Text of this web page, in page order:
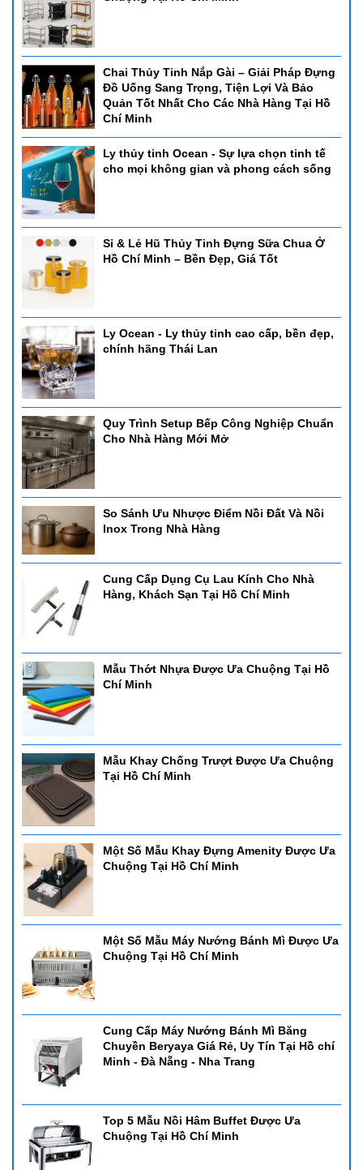
Chai Thủy Tinh Nắp Gài – Giải Pháp Đựng
Đồ Uống Sang Trọng, Tiện Lợi Và Bảo
Quản Tốt Nhất Cho Các Nhà Hàng Tại Hồ
Chí Minh
Ly thủy tinh Ocean - Sự lựa chọn tinh tế
cho mọi không gian và phong cách sống
Sỉ & Lẻ Hũ Thủy Tinh Đựng Sữa Chua Ở
Hồ Chí Minh – Bền Đẹp, Giá Tốt
Ly Ocean - Ly thủy tinh cao cấp, bền đẹp,
chính hãng Thái Lan
Quy Trình Setup Bếp Công Nghiệp Chuẩn
Cho Nhà Hàng Mới Mở
So Sánh Ưu Nhược Điểm Nồi Đất Và Nồi
Inox Trong Nhà Hàng
Cung Cấp Dụng Cụ Lau Kính Cho Nhà
Hàng, Khách Sạn Tại Hồ Chí Minh
Mẫu Thớt Nhựa Được Ưa Chuộng Tại Hồ
Chí Minh
Mẫu Khay Chống Trượt Được Ưa Chuộng
Tại Hồ Chí Minh
Một Số Mẫu Khay Đựng Amenity Được Ưa
Chuộng Tại Hồ Chí Minh
Một Số Mẫu Máy Nướng Bánh Mì Được Ưa
Chuộng Tại Hồ Chí Minh
Cung Cấp Máy Nướng Bánh Mì Băng
Chuyền Beryaya Giá Rẻ, Uy Tín Tại Hồ chí
Minh - Đà Nẵng - Nha Trang
Top 5 Mẫu Nồi Hâm Buffet Được Ưa
Chuộng Tại Hồ Chí Minh